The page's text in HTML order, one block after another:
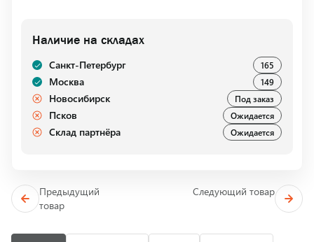
Наличие на складах
Санкт-Петербург 165
Москва 149
Новосибирск Под заказ
Псков Ожидается
Склад партнёра Ожидается
Предыдущий
товар
Следующий товар